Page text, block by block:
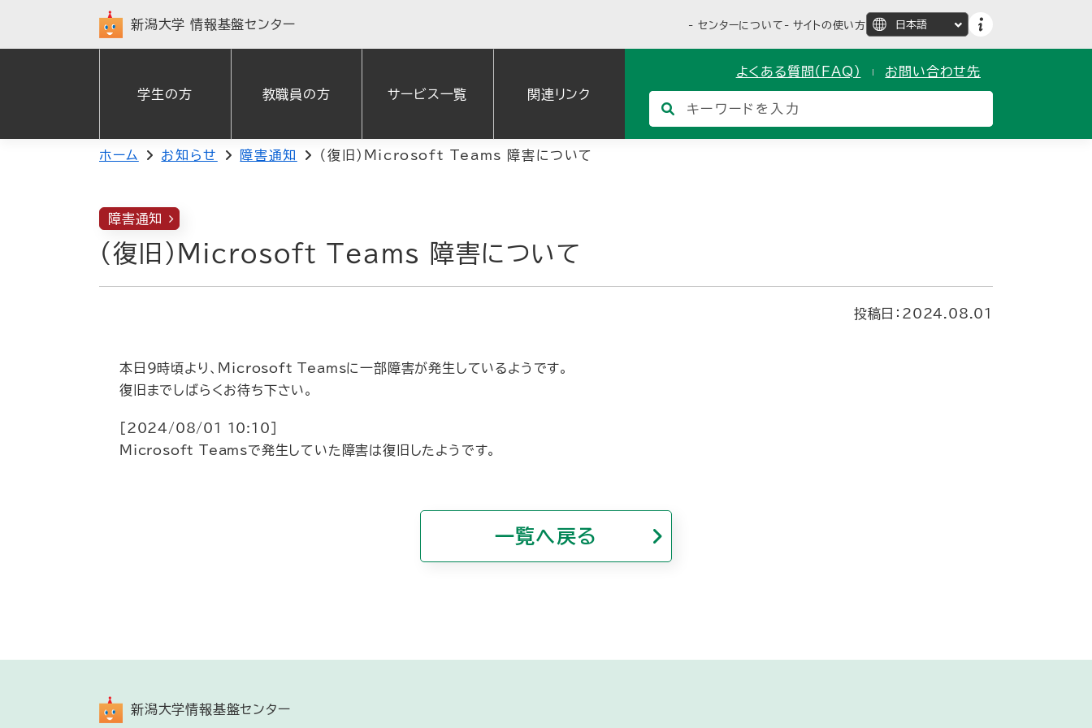
新潟大学 情報基盤センター センターについて サイトの使い方
学生の方 教職員の方 サービス一覧 関連リンク
よくある質問（FAQ） お問い合わせ先
ホーム お知らせ 障害通知 （復旧）Microsoft Teams 障害について
障害通知
（復旧）Microsoft Teams 障害について
投稿日：2024.08.01
本日9時頃より、Microsoft Teamsに一部障害が発生しているようです。
復旧までしばらくお待ち下さい。
[2024/08/01 10:10]
Microsoft Teamsで発生していた障害は復旧したようです。
一覧へ戻る
新潟大学情報基盤センター